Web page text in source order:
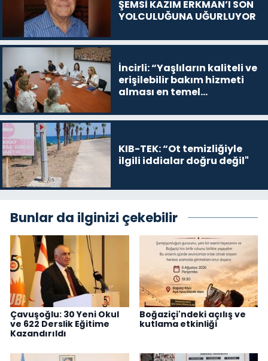
ŞEMSİ KAZIM ERKMAN’I SON
YOLCULUĞUNA UĞURLUYOR
İncirli: “Yaşlıların kaliteli ve
erişilebilir bakım hizmeti
alması en temel
KIB-TEK: “Ot temizliğiyle
ilgili iddialar doğru değil"
Bunlar da ilginizi çekebilir
Çavuşoğlu: 30 Yeni Okul
ve 622 Derslik Eğitime
Kazandırıldı
Boğaziçi'ndeki açılış ve
kutlama etkinliği